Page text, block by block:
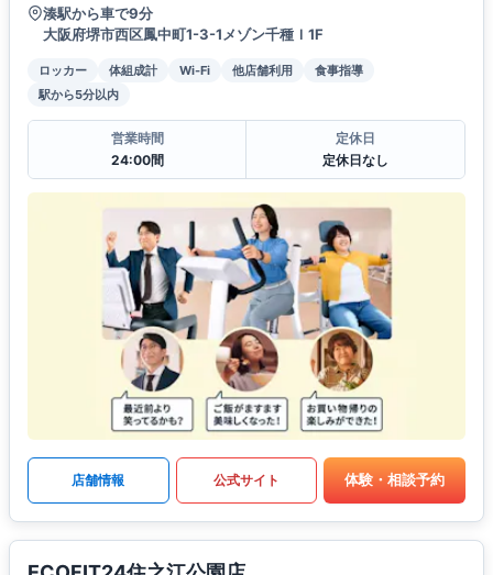
湊駅から車で9分
大阪府堺市西区鳳中町1-3-1メゾン千種Ｉ1F
ロッカー 体組成計 Wi-Fi 他店舗利用
食事指導
駅から5分以内
営業時間
24:00間
定休日
定休日なし
店舗情報 公式サイト 体験・相談予約